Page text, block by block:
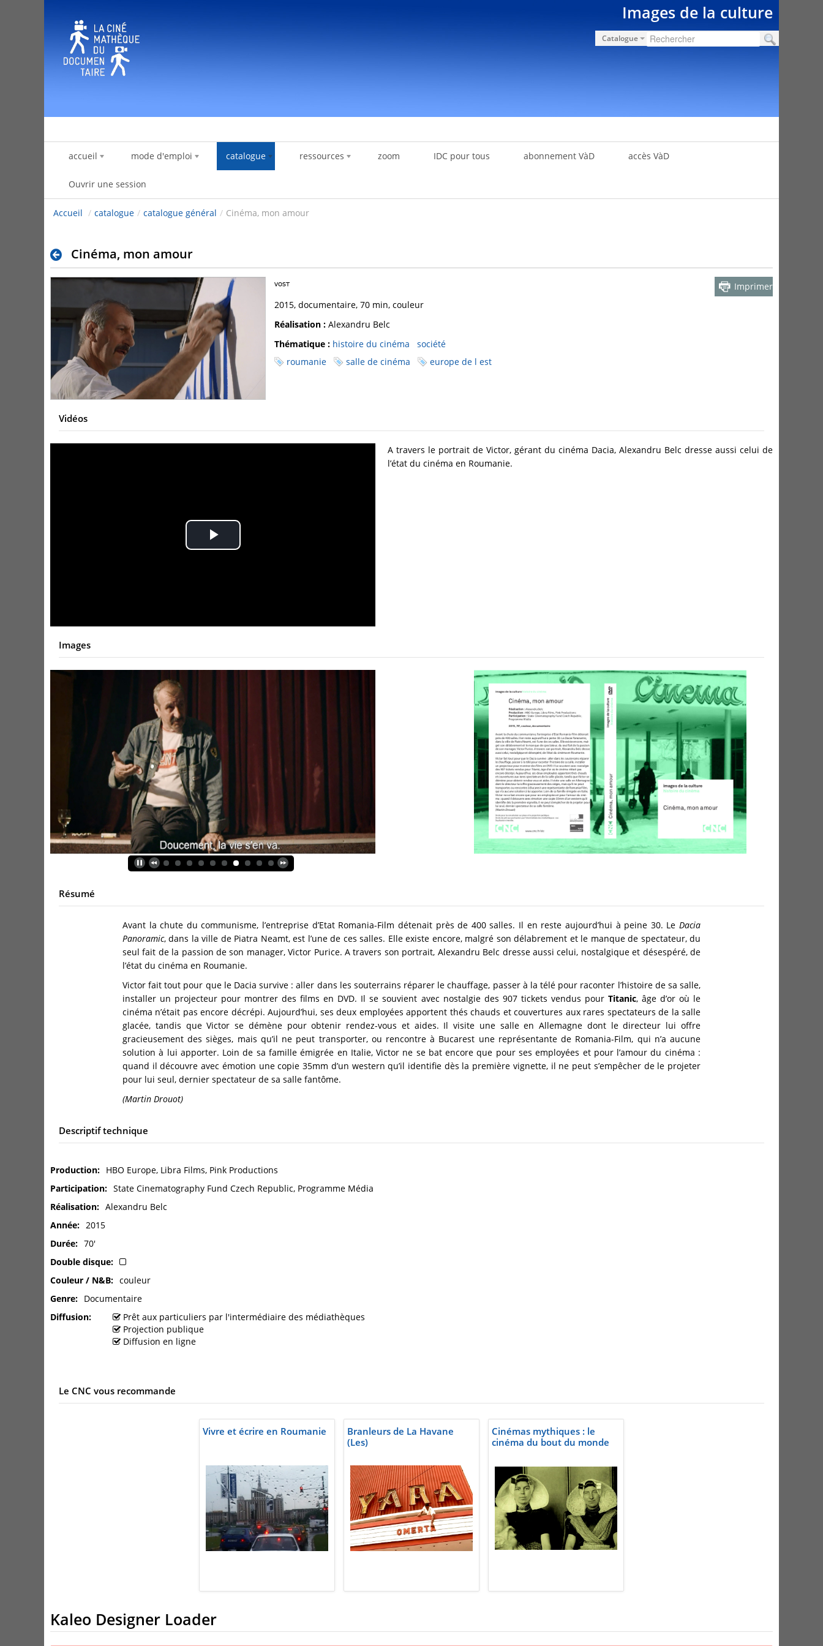
Images de la culture
Catalogue
accueil mode d'emploi catalogue ressources zoom IDC pour tous abonnement VàD accès VàD
Ouvrir une session
Accueil / catalogue / catalogue général / Cinéma, mon amour
Cinéma, mon amour
Imprimer
2015, documentaire, 70 min, couleur
Réalisation : Alexandru Belc
Thématique : histoire du cinéma
société
roumanie
salle de cinéma europe de l est
Vidéos
Play
A travers le portrait de Victor, gérant du cinéma Dacia, Alexandru Belc dresse aussi celui de
l’état du cinéma en Roumanie.
Images
Résumé
Avant la chute du communisme, l’entreprise d’Etat Romania-Film détenait près de 400 salles. Il en reste aujourd’hui à peine 30. Le Dacia
Panoramic, dans la ville de Piatra Neamt, est l’une de ces salles. Elle existe encore, malgré son délabrement et le manque de spectateur, du
seul fait de la passion de son manager, Victor Purice. A travers son portrait, Alexandru Belc dresse aussi celui, nostalgique et désespéré, de
l’état du cinéma en Roumanie.
Victor fait tout pour que le Dacia survive : aller dans les souterrains réparer le chauffage, passer à la télé pour raconter l’histoire de sa salle,
installer un projecteur pour montrer des films en DVD. Il se souvient avec nostalgie des 907 tickets vendus pour Titanic, âge d’or où le
cinéma n’était pas encore décrépi. Aujourd’hui, ses deux employées apportent thés chauds et couvertures aux rares spectateurs de la salle
glacée, tandis que Victor se démène pour obtenir rendez-vous et aides. Il visite une salle en Allemagne dont le directeur lui offre
gracieusement des sièges, mais qu’il ne peut transporter, ou rencontre à Bucarest une représentante de Romania-Film, qui n’a aucune
solution à lui apporter. Loin de sa famille émigrée en Italie, Victor ne se bat encore que pour ses employées et pour l’amour du cinéma :
quand il découvre avec émotion une copie 35mm d’un western qu’il identifie dès la première vignette, il ne peut s’empêcher de le projeter
pour lui seul, dernier spectateur de sa salle fantôme.
(Martin Drouot)
Descriptif technique
Production
HBO Europe, Libra Films, Pink Productions
Participation
State Cinematography Fund Czech Republic, Programme Média
Réalisation
Alexandru Belc
Année
2015
Durée
70'
Double disque
Couleur / N&B
couleur
Genre
Documentaire
Diffusion
Prêt aux particuliers par l'intermédiaire des médiathèques
Projection publique
Diffusion en ligne
Le CNC vous recommande
Vivre et écrire en Roumanie
Branleurs de La Havane
(Les)
Cinémas mythiques : le
cinéma du bout du monde
Kaleo Designer Loader